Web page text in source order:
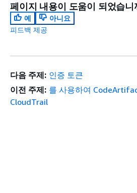
페이지 내용이 도움이 되었습니
예
아니요
피드백 제공
다음 주제: 인증 토큰
이전 주제: 를 사용하여
CloudTrail